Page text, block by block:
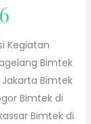
Kegiatan
Bimtek
Bimtek
Bimtek di
Bimtek di